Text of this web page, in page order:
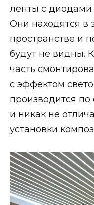
ленты с
Они находятся в
пространстве и
будут не видны.
часть
с эффектом
производится по
и никак не
установки